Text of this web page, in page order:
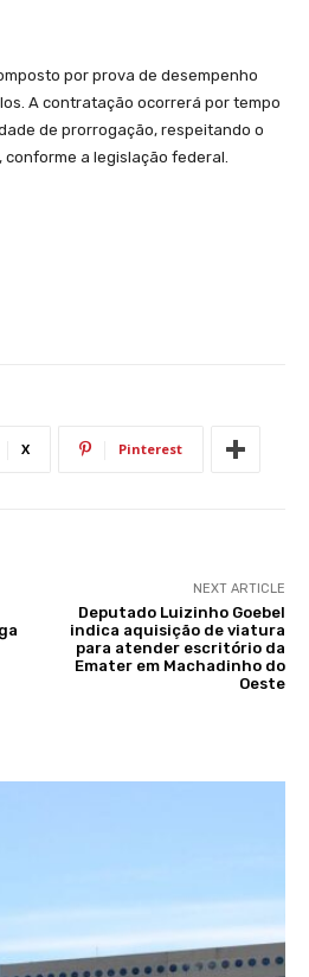
por prova de desempenho
A contratação ocorrerá por tempo
de prorrogação, respeitando o
conforme a legislação federal.
X Pinterest
NEXT ARTICLE
Deputado Luizinho Goebel
indica aquisição de viatura
para atender escritório da
Emater em Machadinho do
Oeste